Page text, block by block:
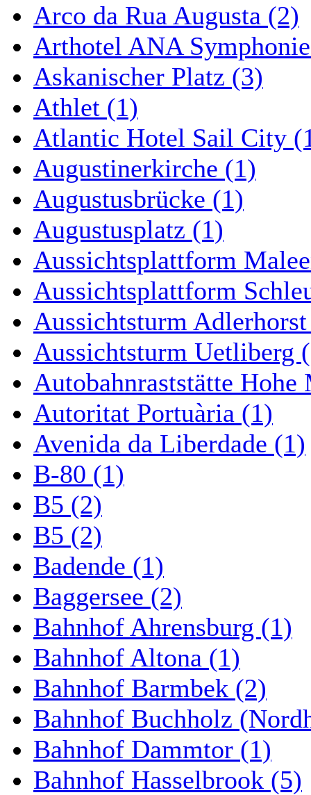
Arco da Rua Augusta (2)
Arthotel ANA
Askanischer Platz (3)
Athlet (1)
Atlantic Hotel Sail City
Augustinerkirche (1)
Augustusbrücke (1)
Augustusplatz (1)
Aussichtsplattform
Aussichtsplattform
Aussichtsturm
Aussichtsturm Uetliberg
Autobahnraststätte Hohe
Autoritat Portuària (1)
Avenida da Liberdade (1)
B-80 (1)
B5 (2)
B5 (2)
Badende (1)
Baggersee (2)
Bahnhof Ahrensburg (1)
Bahnhof Altona (1)
Bahnhof Barmbek (2)
Bahnhof Buchholz
Bahnhof Dammtor (1)
Bahnhof Hasselbrook (5)